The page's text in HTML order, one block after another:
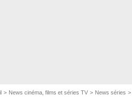
News cinéma, films et séries TV News séries